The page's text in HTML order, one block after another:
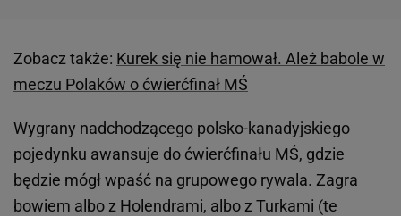
Zobacz także: Kurek się nie hamował. Ależ babole w
meczu Polaków o ćwierćfinał MŚ
Wygrany nadchodzącego polsko-kanadyjskiego
pojedynku awansuje do ćwierćfinału MŚ, gdzie
będzie mógł wpaść na grupowego rywala. Zagra
bowiem albo z Holendrami, albo z Turkami (te